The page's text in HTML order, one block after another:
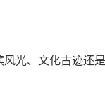
光、文化古迹还